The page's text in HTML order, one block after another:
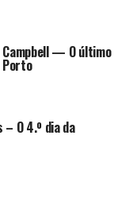
Campbell — O último
Porto
– O 4.º dia da